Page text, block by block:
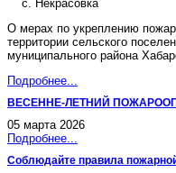
с. Некрасовка
О мерах по укреплению
территории сельского
муниципального района
Подробнее...
ВЕСЕННЕ-ЛЕТНИЙ
05 марта 2026
Подробнее...
Соблюдайте правила